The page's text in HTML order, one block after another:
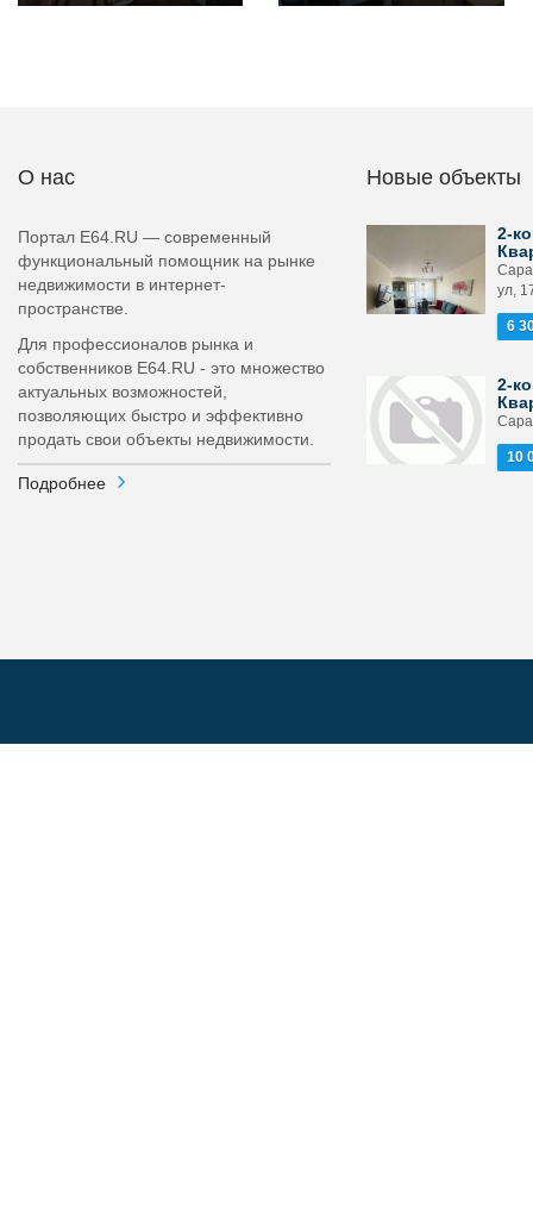
О нас
Портал E64.RU — современный
функциональный помощник на рынке
недвижимости в интернет-
пространстве.
Для профессионалов рынка и
собственников E64.RU - это множество
актуальных возможностей,
позволяющих быстро и эффективно
продать свои объекты недвижимости.
Подробнее
Новые объекты
2-
ул,
6
2-
10